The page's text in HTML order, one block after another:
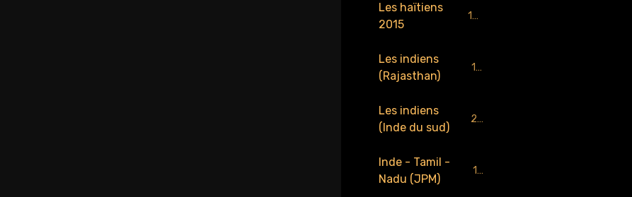
Les haïtiens
2015
159
Les indiens
(Rajasthan)
184
Les indiens
(Inde du sud)
229
Inde - Tamil -
Nadu (JPM)
137